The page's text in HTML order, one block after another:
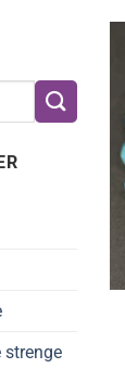
strenge